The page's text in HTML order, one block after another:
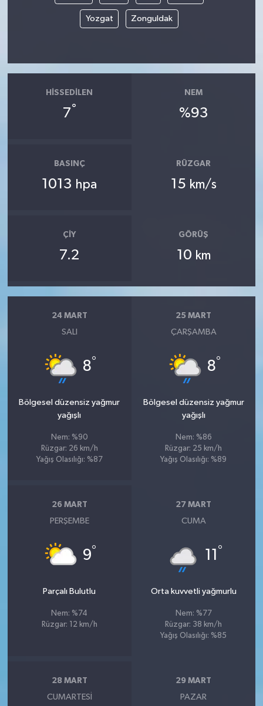
Yozgat Zonguldak
HISSEDILEN
7°
NEM
%93
BASINÇ
1013 hpa
RÜZGAR
15 km/s
ÇIY
7.2
GÖRÜŞ
10 km
24 MART
SALI
8°
Bölgesel düzensiz yağmur
yağışlı
Nem: %90
Rüzgar: 26 km/h
Yağış Olasılığı: %87
25 MART
ÇARŞAMBA
8°
Bölgesel düzensiz yağmur
yağışlı
Nem: %86
Rüzgar: 25 km/h
Yağış Olasılığı: %89
26 MART
PERŞEMBE
9°
Parçalı Bulutlu
Nem: %74
Rüzgar: 12 km/h
27 MART
CUMA
11 °
Orta kuvvetli yağmurlu
Nem: %77
Rüzgar: 38 km/h
Yağış Olasılığı: %85
28 MART
CUMARTESI
29 MART
PAZAR